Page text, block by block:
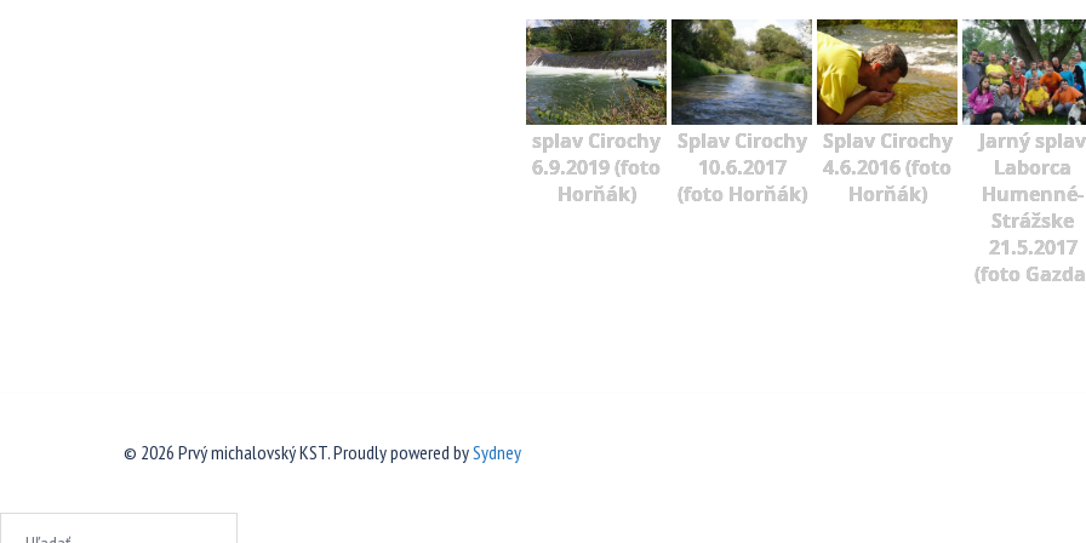
splav Cirochy
6.9.2019 (foto
Horňák)
Splav Cirochy
10.6.2017
(foto Horňák)
Splav Cirochy
4.6.2016 (foto
Horňák)
Jarný splav
Laborca
Humenné-
Strážske
21.5.2017
(foto
© 2026 Prvý michalovský KST. Proudly powered bySydney